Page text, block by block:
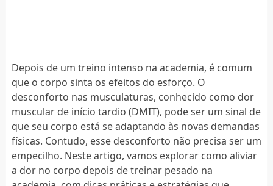
Depois de um treino intenso na academia, é comum
que o corpo sinta os efeitos do esforço. O
desconforto nas musculaturas, conhecido como dor
muscular de início tardio (DMIT), pode ser um sinal de
que seu corpo está se adaptando às novas demandas
físicas. Contudo, esse desconforto não precisa ser um
empecilho. Neste artigo, vamos explorar como aliviar
a dor no corpo depois de treinar pesado na